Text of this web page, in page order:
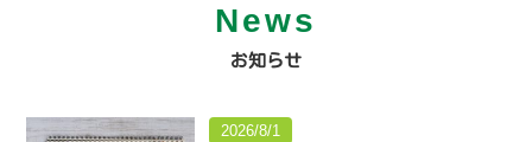
News
お知らせ
2026/8/1